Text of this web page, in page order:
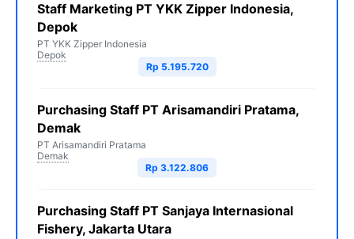
Staff Marketing PT YKK Zipper Indonesia,
Depok
PT YKK Zipper Indonesia
Depok
Rp 5.195.720
Purchasing Staff PT Arisamandiri Pratama,
Demak
PT Arisamandiri Pratama
Demak
Rp 3.122.806
Purchasing Staff PT Sanjaya Internasional
Fishery, Jakarta Utara